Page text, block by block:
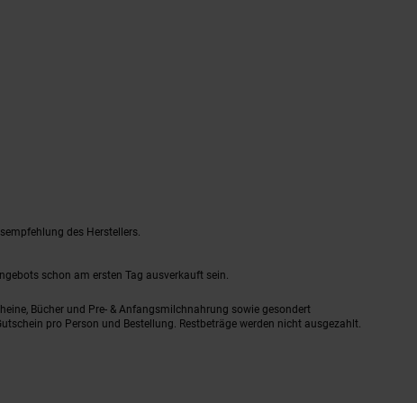
des Herstellers.
schon am ersten Tag ausverkauft sein.
Bücher und Pre- & Anfangsmilchnahrung sowie gesondert
pro Person und Bestellung. Restbeträge werden nicht ausgezahlt.